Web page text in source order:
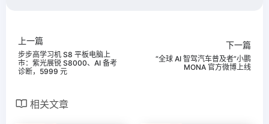
上一篇
步步高学习机 S8 平板电脑上
市：紫光展锐 S8000、AI 备考
诊断，5999 元
下一篇
“全球 AI 智驾汽车普及者”小鹏
MONA 官方微博上线
相关文章